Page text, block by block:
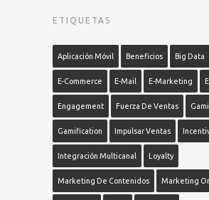
ETIQUETAS
Aplicación Móvil Beneficios Big Data
E-Commerce E-Mail E-Marketing
Engagement Fuerza De Ventas
Gamification Impulsar Ventas
Integración Multicanal Loyalty
Marketing De Contenidos Marketing